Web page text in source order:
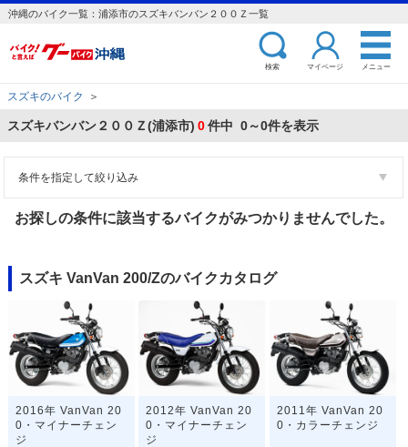
沖縄のバイク一覧：浦添市のスズキバンバン２００Ｚ一覧
検索 マイページ メニュー
スズキのバイク ＞
スズキバンバン２００Ｚ(浦添市) 0件中 0～0件を表示
条件を指定して絞り込み
お探しの条件に該当するバイクがみつかりませんでした。
スズキ VanVan 200/Zのバイクカタログ
2016年 VanVan 20
0・マイナーチェン
ジ
2012年 VanVan 20
0・マイナーチェン
ジ
2011年 VanVan 20
0・カラーチェンジ